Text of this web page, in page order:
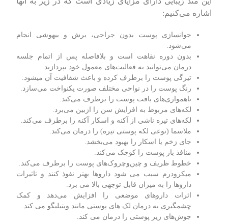
اشاره می‌کنیم:
جوانسازی پوست بدون جراحی، برش و بیهوشی انجام
می‌شود.
بدون دوره نقاهت است و بلافاصله پس از اتمام جلسه
درمان می‌توانید به فعالیت‌های معمول خود بپردازید.
تیرگی پوست را برطرف کرده و باعث شفافیت آن میشود.
رنگ پوست را در نواحی مختلف صورت یکنواخت می‌سازد.
ناهمواری‌های بافت پوست را برطرف می‌کند.
لکه‌های مربوط به افزایش سن را ازبین‌ می‌برد.
لکه‌های تیره ناشی از آکنه و اسکار آکنه را برطرف می‌کند.
ملاسما (نوعی لکه پوستی تیره) را درمان می‌کند.
جای زخم یا اسکار را بهبود می‌بخشد.
منافذ باز پوست را کوچک می‌کند.
خطوط ظریف و چین‌وچروک‌های پوست را برطرف می‌کند.
میکرودرم سبب می شود داروها بهتر نفوذ کنند و تاثیرات
داروها را به میزان قابل توجهی بالا می برد.
اثرات داروهای موضعی را افزایش می‌دهد و کمک
چشمگیری به درمان لک های پوستی مانند ویتیلیگو می کند.
جوش‌های زیر پوستی را درمان می کند.